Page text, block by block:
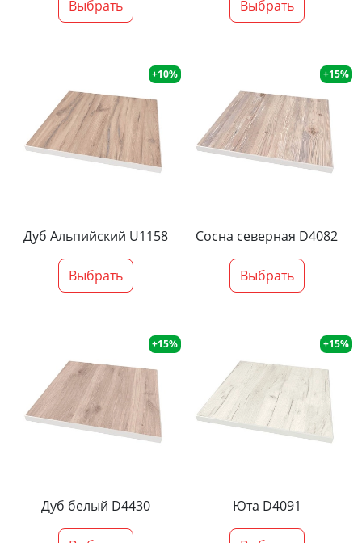
Выбрать Выбрать
+10%
Дуб Альпийский U1158
Выбрать
+15%
Сосна северная D4082
Выбрать
+15%
Дуб белый D4430
+15%
Юта D4091